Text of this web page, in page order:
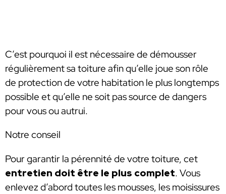
C’est pourquoi il est nécessaire de démousser
régulièrement sa toiture afin qu’elle joue son rôle
de protection de votre habitation le plus longtemps
possible et qu’elle ne soit pas source de dangers
pour vous ou autrui.
Notre conseil
Pour garantir la pérennité de votre toiture, cet
entretien doit être le plus complet. Vous
enlevez d’abord toutes les mousses, les moisissures